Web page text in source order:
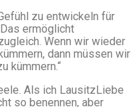
zu entwickeln für
ermöglicht
Wenn wir wieder
dann müssen wir
kümmern.“
Als ich LausitzLiebe
so benennen, aber